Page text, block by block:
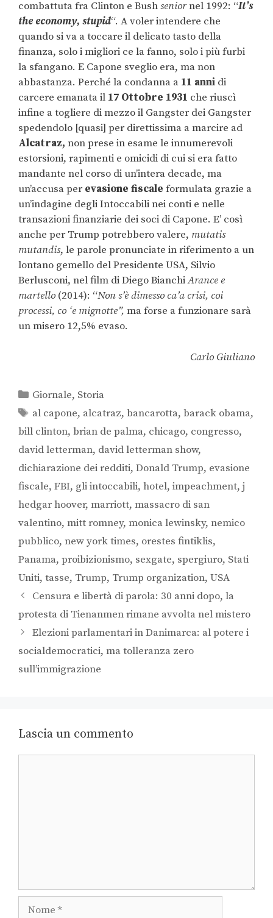
combattuta fra Clinton e Bushseniornel 1992: “It’s
the economy, stupid“. A voler intendere che
quando si va a toccare il delicato tasto della
finanza, solo i migliori ce la fanno, solo i più furbi
la sfangano. E Capone sveglio era, ma non
abbastanza. Perché la condanna a 11 anni di
carcere emanata il 17 Ottobre 1931 che riuscì
infine a togliere di mezzo il Gangster dei Gangster
spedendolo [quasi] per direttissima a marcire ad
Alcatraz, non prese in esame le innumerevoli
estorsioni, rapimenti e omicidi di cui si era fatto
mandante nel corso di un’intera decade, ma
un’accusa per evasione fiscale formulata grazie a
un’indagine degli Intoccabili nei conti e nelle
transazioni finanziarie dei soci di Capone. E’ così
anche per Trump potrebbero valere, mutatis
mutandis, le parole pronunciate in riferimento a un
lontano gemello del Presidente USA, Silvio
Berlusconi, nel film di Diego BianchiArance e
martello (2014): “Non s’è dimesso ca’a crisi, coi
processi, co ‘e mignotte”, ma forse a funzionare sarà
un misero 12,5% evaso.
Carlo Giuliano
Giornale, Storia
al capone, alcatraz,bancarotta,barack obama,
bill clinton, brian de palma, chicago, congresso,
david letterman, david letterman show,
dichiarazione dei redditi, Donald Trump, evasione
fiscale, FBI, gli intoccabili, hotel, impeachment, j
hedgar hoover, marriott, massacro di san
valentino, mitt romney, monica lewinsky, nemico
pubblico, new york times, orestes fintiklis,
Panama, proibizionismo, sexgate, spergiuro, Stati
Uniti, tasse, Trump, Trump organization, USA
Censura e libertà di parola: 30 anni dopo, la
protesta di Tienanmen rimane avvolta nel mistero
Elezioni parlamentari in Danimarca: al potere i
socialdemocratici, ma tolleranza zero
sull’immigrazione
Lascia un commento